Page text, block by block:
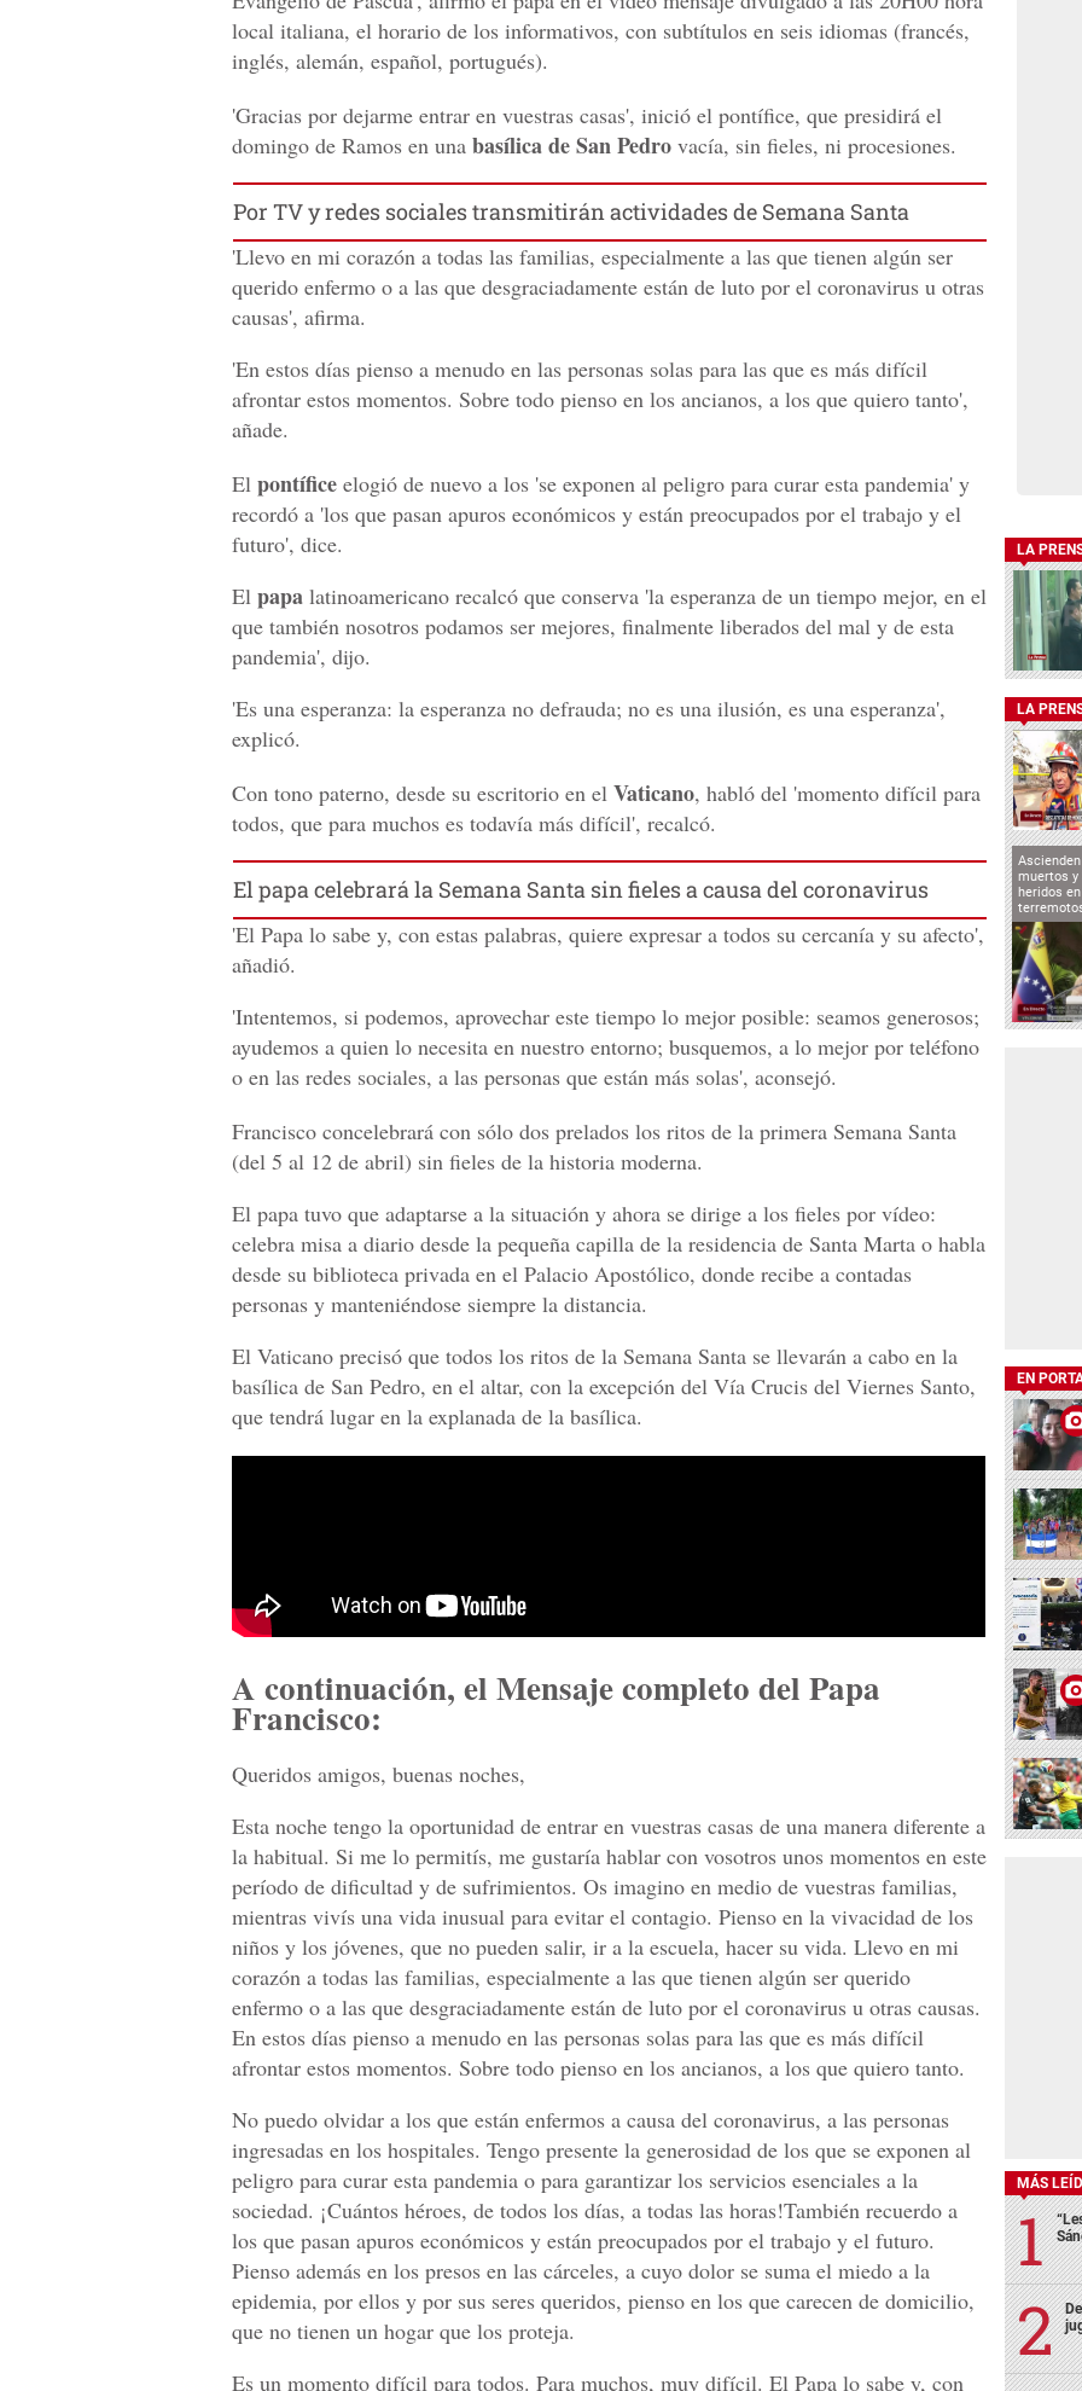
local italiana, el horario de los informativos, con subtítulos en seis idiomas (francés,
inglés, alemán, español, portugués).
'Gracias por dejarme entrar en vuestras casas', inició el pontífice, que presidirá el
domingo de Ramos en una basílica de San Pedro vacía, sin fieles, ni procesiones.
Por TV y redes sociales transmitirán actividades de Semana Santa
'Llevo en mi corazón a todas las familias, especialmente a las que tienen algún ser
querido enfermo o a las que desgraciadamente están de luto por el coronavirus u otras
causas', afirma.
'En estos días pienso a menudo en las personas solas para las que es más difícil
afrontar estos momentos. Sobre todo pienso en los ancianos, a los que quiero tanto',
añade.
El pontífice elogió de nuevo a los 'se exponen al peligro para curar esta pandemia' y
recordó a 'los que pasan apuros económicos y están preocupados por el trabajo y el
futuro', dice.
El papa latinoamericano recalcó que conserva 'la esperanza de un tiempo mejor, en el
que también nosotros podamos ser mejores, finalmente liberados del mal y de esta
pandemia', dijo.
'Es una esperanza: la esperanza no defrauda; no es una ilusión, es una esperanza',
explicó.
Con tono paterno, desde su escritorio en el Vaticano, habló del 'momento difícil para
todos, que para muchos es todavía más difícil', recalcó.
El papa celebrará la Semana Santa sin fieles a causa del coronavirus
'El Papa lo sabe y, con estas palabras, quiere expresar a todos su cercanía y su afecto',
añadió.
'Intentemos, si podemos, aprovechar este tiempo lo mejor posible: seamos generosos;
ayudemos a quien lo necesita en nuestro entorno; busquemos, a lo mejor por teléfono
o en las redes sociales, a las personas que están más solas', aconsejó.
Francisco concelebrará con sólo dos prelados los ritos de la primera Semana Santa
(del 5 al 12 de abril) sin fieles de la historia moderna.
El papa tuvo que adaptarse a la situación y ahora se dirige a los fieles por vídeo:
celebra misa a diario desde la pequeña capilla de la residencia de Santa Marta o habla
desde su biblioteca privada en el Palacio Apostólico, donde recibe a contadas
personas y manteniéndose siempre la distancia.
El Vaticano precisó que todos los ritos de la Semana Santa se llevarán a cabo en la
basílica de San Pedro, en el altar, con la excepción del Vía Crucis del Viernes Santo,
que tendrá lugar en la explanada de la basílica.
A continuación, el Mensaje completo del Papa
Francisco:
Queridos amigos, buenas noches,
Esta noche tengo la oportunidad de entrar en vuestras casas de una manera diferente a
la habitual. Si me lo permitís, me gustaría hablar con vosotros unos momentos en este
período de dificultad y de sufrimientos. Os imagino en medio de vuestras familias,
mientras vivís una vida inusual para evitar el contagio. Pienso en la vivacidad de los
niños y los jóvenes, que no pueden salir, ir a la escuela, hacer su vida. Llevo en mi
corazón a todas las familias, especialmente a las que tienen algún ser querido
enfermo o a las que desgraciadamente están de luto por el coronavirus u otras causas.
En estos días pienso a menudo en las personas solas para las que es más difícil
afrontar estos momentos. Sobre todo pienso en los ancianos, a los que quiero tanto.
No puedo olvidar a los que están enfermos a causa del coronavirus, a las personas
ingresadas en los hospitales. Tengo presente la generosidad de los que se exponen al
peligro para curar esta pandemia o para garantizar los servicios esenciales a la
sociedad. ¡Cuántos héroes, de todos los días, a todas las horas!También recuerdo a
los que pasan apuros económicos y están preocupados por el trabajo y el futuro.
Pienso además en los presos en las cárceles, a cuyo dolor se suma el miedo a la
epidemia, por ellos y por sus seres queridos, pienso en los que carecen de domicilio,
que no tienen un hogar que los proteja.
Es un momento difícil para todos. Para muchos, muy difícil. El Papa lo sabe y, con
LA
LA
muertos y
heridos
EN
MÁS